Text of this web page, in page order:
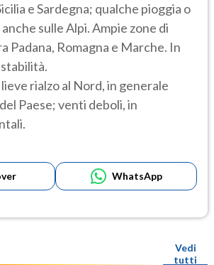
e Sardegna; qualche pioggia o
sulle Alpi. Ampie zone di
Padana, Romagna e Marche. In
rialzo al Nord, in generale
Paese; venti deboli, in
WhatsApp
Vedi
tutti